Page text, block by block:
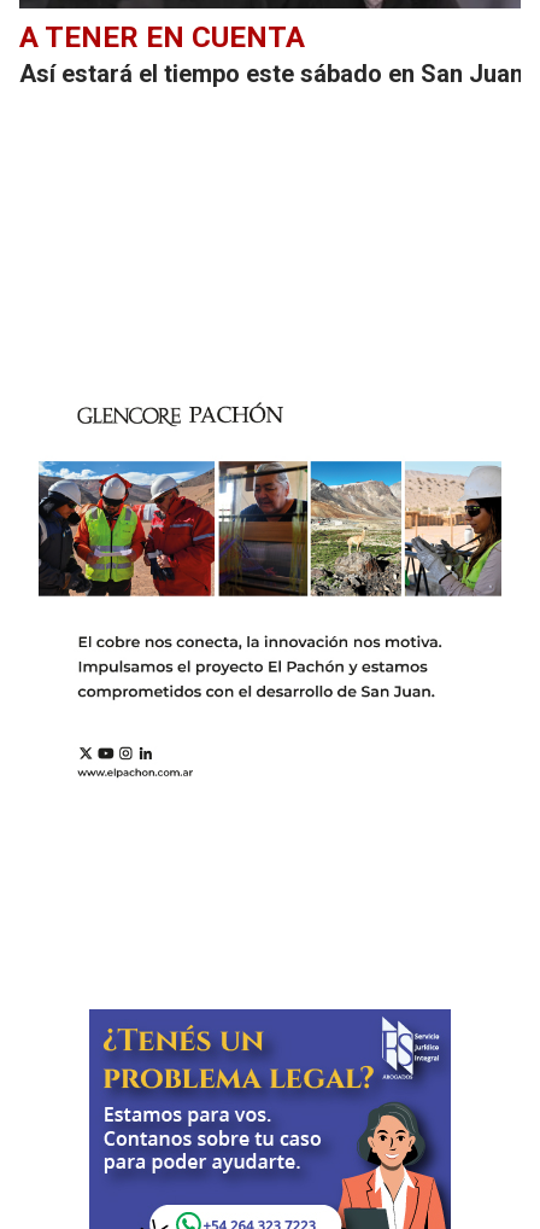
A TENER EN CUENTA
Así estará el tiempo este sábado en San Juan